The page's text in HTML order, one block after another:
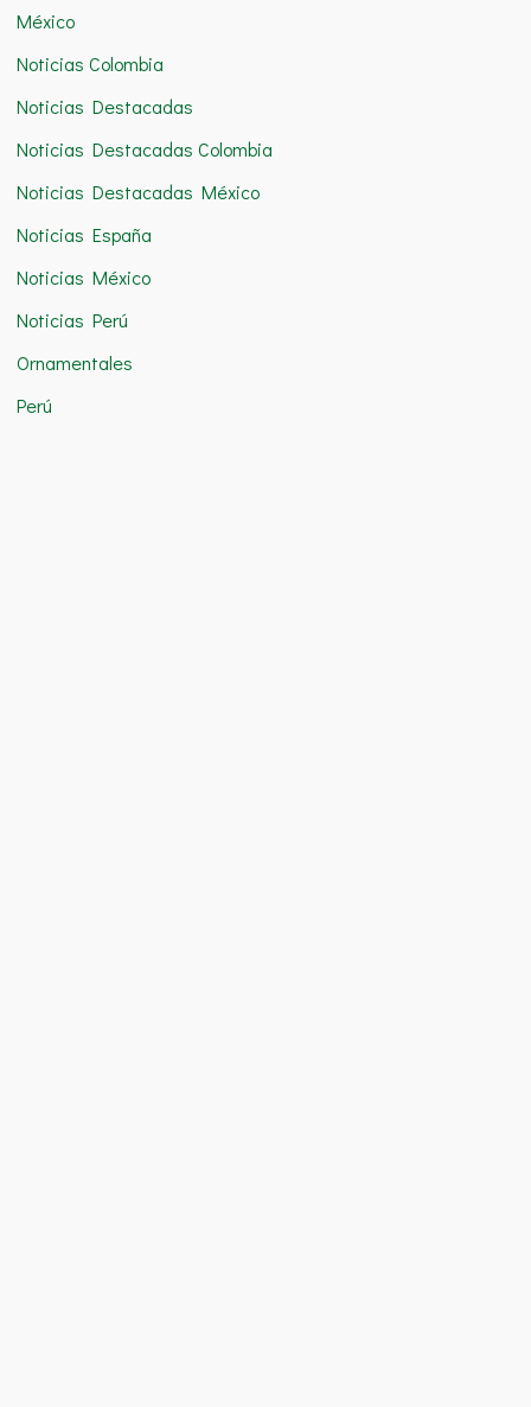
México
Noticias Colombia
Noticias Destacadas
Noticias Destacadas Colombia
Noticias Destacadas México
Noticias España
Noticias México
Noticias Perú
Ornamentales
Perú